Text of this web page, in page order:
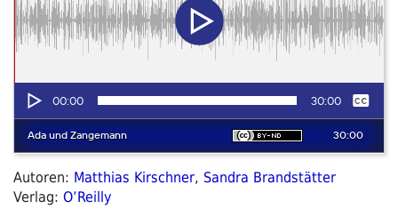
Autoren: Matthias Kirschner, Sandra Brandstätter
Verlag: O’Reilly